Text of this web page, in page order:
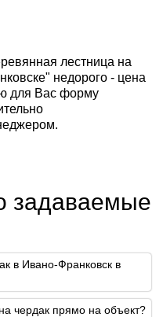
лестница на
недорого - цена
для Вас форму
задаваемые
в Ивано-Франковск в
чердак прямо на объект?